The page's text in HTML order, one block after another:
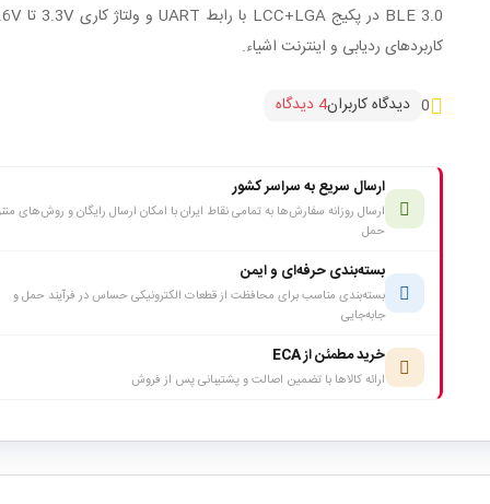
کاربردهای ردیابی و اینترنت اشیاء.
0 دیدگاه کاربران4 دیدگاه
ارسال سریع به سراسر کشور
ارسال روزانه سفارش‌ها به تمامی نقاط ایران با امکان ارسال رایگان و روش‌های
حمل
بسته‌بندی حرفه‌ای و ایمن
بسته‌بندی مناسب برای محافظت از قطعات الکترونیکی حساس در فرآیند حمل و
جابه‌جایی
خرید مطمئن از ECA
ارائه کالاها با تضمین اصالت و پشتیبانی پس از فروش